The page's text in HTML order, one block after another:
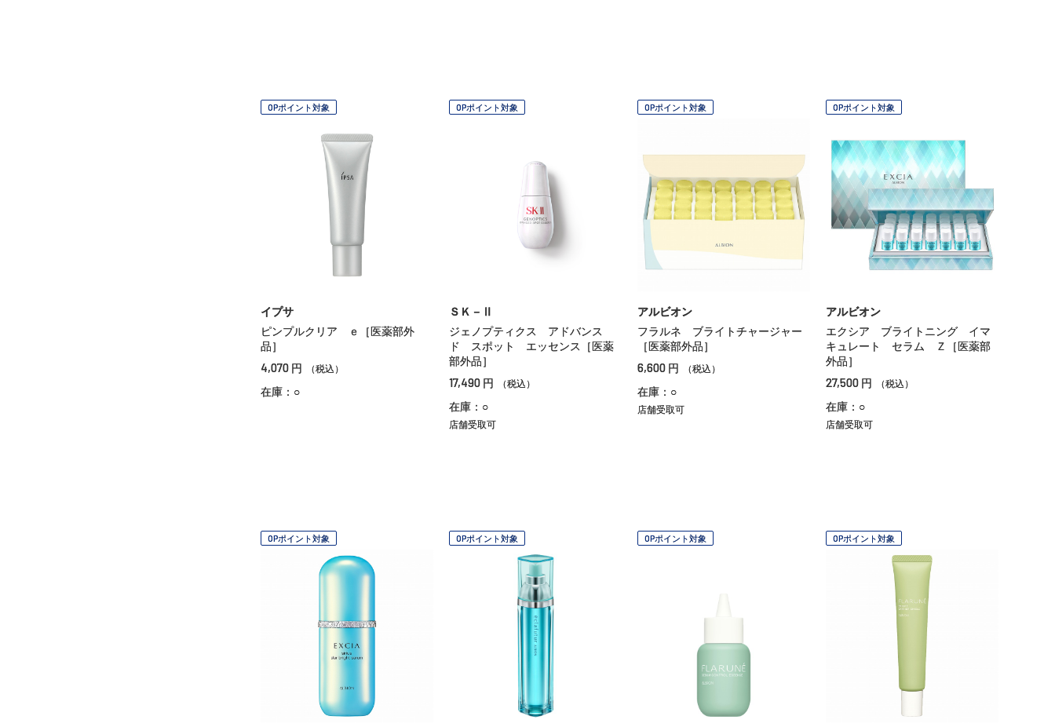
OPポイント対象
イプサ
ピンプルクリア ｅ［医薬部外
品］
4,070 円 （税込）
在庫：○
OPポイント対象
ＳＫ－Ⅱ
ジェノプティクス アドバンス
ド スポット エッセンス［医薬
部外品］
17,490 円 （税込）
在庫：○
店舗受取可
OPポイント対象
アルビオン
フラルネ ブライトチャージャー
［医薬部外品］
6,600 円 （税込）
在庫：○
店舗受取可
OPポイント対象
アルビオン
エクシア ブライトニング イマ
キュレート セラム Ｚ［医薬部
外品］
27,500 円 （税込）
在庫：○
店舗受取可
OPポイント対象 OPポイント対象 OPポイント対象 OPポイント対象